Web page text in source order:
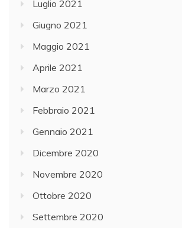
Luglio 2021
Giugno 2021
Maggio 2021
Aprile 2021
Marzo 2021
Febbraio 2021
Gennaio 2021
Dicembre 2020
Novembre 2020
Ottobre 2020
Settembre 2020